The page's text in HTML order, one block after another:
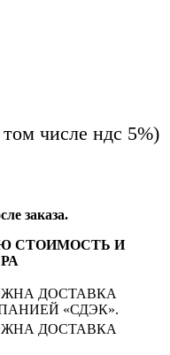
том числе ндс 5%)
заказа.
СТОИМОСТЬ И
ДОСТАВКА
«СДЭК».
ДОСТАВКА